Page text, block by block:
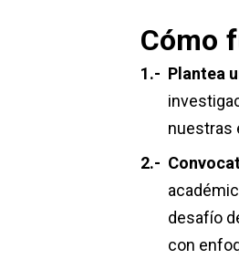
Cómo
Plantea
nuestras
desafío
con